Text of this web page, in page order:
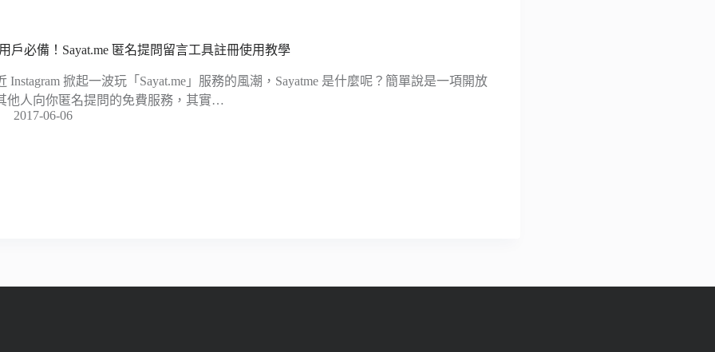
戶必備！Sayat.me 匿名提問留言工具註冊使用教學
Instagram 掀起一波玩「Sayat.me」服務的風潮，Sayatme 是什麼呢？簡單說是一項開放
他人向你匿名提問的免費服務，其實…
2017-06-06